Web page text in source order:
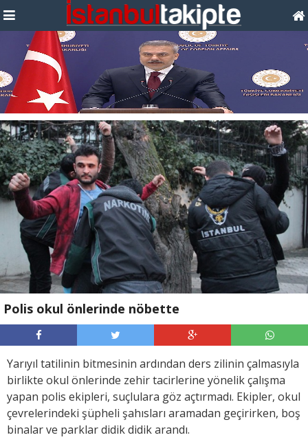
Polis okul önlerinde nöbette
Yarıyıl tatilinin bitmesinin ardından ders zilinin çalmasıyla
birlikte okul önlerinde zehir tacirlerine yönelik çalışma
yapan polis ekipleri, suçlulara göz açtırmadı. Ekipler, okul
çevrelerindeki şüpheli şahısları aramadan geçirirken, boş
binalar ve parklar didik didik arandı.